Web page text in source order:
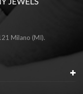
Milano (MI).